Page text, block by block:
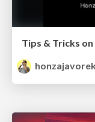
Tips & Tricks
honzajavorek